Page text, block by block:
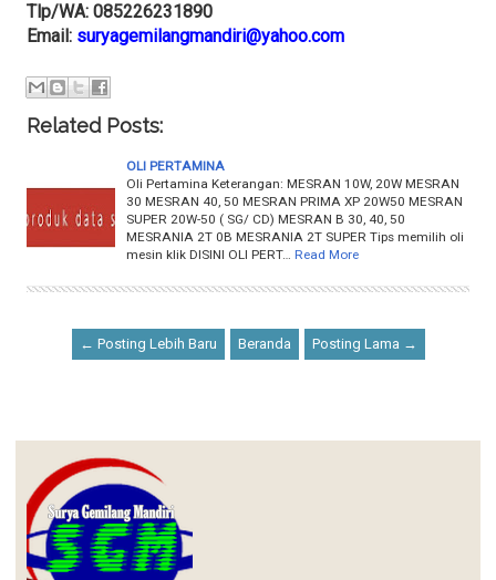
Tlp/WA: 085226231890
Email: suryagemilangmandiri@yahoo.com
Related Posts:
OLI PERTAMINA
Oli Pertamina Keterangan: MESRAN 10W, 20W MESRAN
30 MESRAN 40, 50 MESRAN PRIMA XP 20W50 MESRAN
SUPER 20W-50 ( SG/ CD) MESRAN B 30, 40, 50
MESRANIA 2T 0B MESRANIA 2T SUPER Tips memilih oli
mesin klik DISINI OLI PERT…
Read More
← Posting Lebih Baru Beranda Posting Lama →